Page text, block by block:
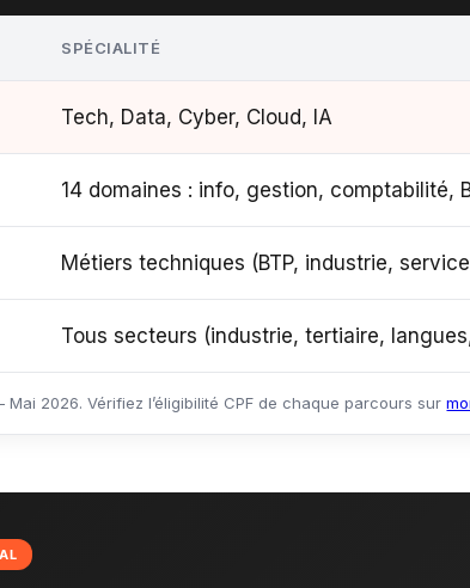
SPÉCIALITÉ
Tech, Data, Cyber, Cloud, IA
14 domaines : info, gestion, comptabilité,
Métiers techniques (BTP, industrie,
Tous secteurs (industrie, tertiaire,
2026. Vérifiez l’éligibilité CPF de chaque parcours sur